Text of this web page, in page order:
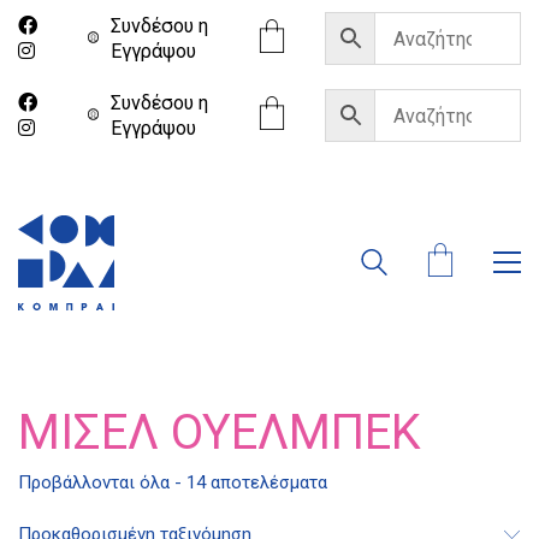
Συνδέσου η
Eγγράψου
Συνδέσου η
Eγγράψου
ΜΙΣΈΛ ΟΥΕΛΜΠΈΚ
Προβάλλονται όλα - 14 αποτελέσματα
Προκαθορισμένη ταξινόμηση